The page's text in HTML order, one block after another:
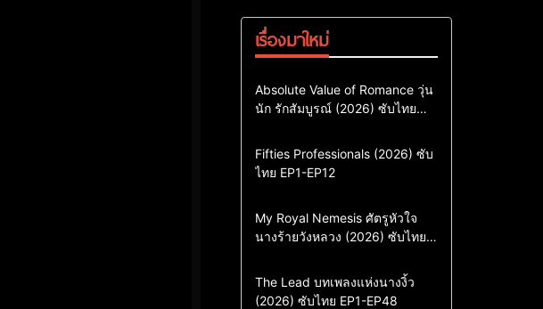
เรื่องมาใหม่
Comedy Drama
ซีรี่ย์เกาหลี
ซีรี่ย์เกาหลีซับไทย
Absolute Value of Romance วุ่น
นัก รักสัมบูรณ์ (2026) ซับไทย
Action & Adventure
Comedy
Drama
ซีรี่ย์เกาหลี
Fifties Professionals (2026) ซับ
ไทย EP1-EP12
Comedy
Drama
Sci-Fi & Fantasy
ซีรี่ย์เกาหลี
My Royal Nemesis ศัตรูหัวใจ
นางร้ายวังหลวง (2026) ซับไทย
Drama
ซีรี่ย์จีน
ซีรี่ย์จีนซับไทย
The Lead บทเพลงแห่งนางงิ้ว
(2026) ซับไทย EP1-EP48